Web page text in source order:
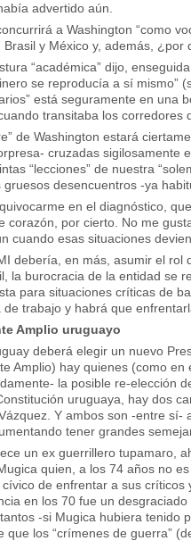
advertido aún.
a Washington “como
y México y, además, ¿por
“académica” dijo,
se reproducía a sí mismo”
está seguramente en una
transitaba los corredores
de Washington estará
cruzadas sigilosamente
“lecciones” de nuestra
desencuentros -ya
en el diagnóstico,
corazón, por cierto. No me
cuando esas situaciones
debería, en más, asumir el rol
la burocracia de la entidad se
para situaciones críticas de
trabajo y habrá que
Amplio uruguayo
deberá elegir un nuevo
Amplio) hay quienes (como
la posible re-elección
uruguaya, hay dos
Y ambos son -entre
tener grandes
un ex guerrillero tupamaro,
quien, a los 74 años no
de enfrentar a sus
en los 70 fue un
-si Mugica hubiera tenido
que los “crímenes de guerra”